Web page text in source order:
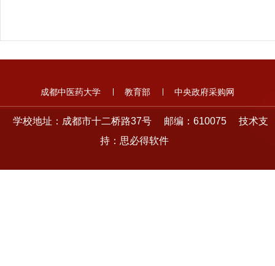
成都中医药大学 教育部 中央政府采购网
学校地址：成都市十二桥路37号 邮编：610075
技术支
持： 思必得软件